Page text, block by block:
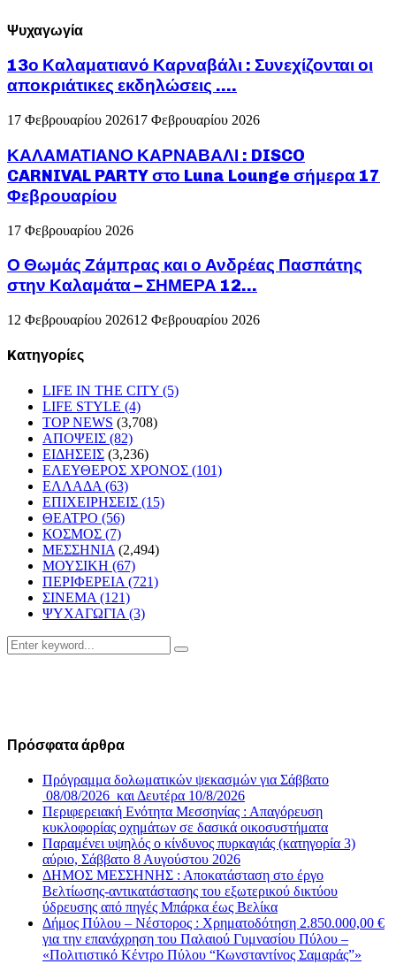
Ψυχαγωγία
13ο Καλαματιανό Καρναβάλι : Συνεχίζονται οι
αποκριάτικες εκδηλώσεις ….
17 Φεβρουαρίου 202617 Φεβρουαρίου 2026
ΚΑΛΑΜΑΤΙΑΝΟ ΚΑΡΝΑΒΑΛΙ : DISCO
CARNIVAL PARTY στο Luna Lounge σήμερα 17
Φεβρουαρίου
17 Φεβρουαρίου 2026
Ο Θωμάς Ζάμπρας και ο Ανδρέας Πασπάτης
στην Καλαμάτα – ΣΗΜΕΡΑ 12...
12 Φεβρουαρίου 202612 Φεβρουαρίου 2026
Kατηγορίες
LIFE IN THE CITY (5)
LIFE STYLE (4)
TOP NEWS (3,708)
ΑΠΟΨΕΙΣ (82)
ΕΙΔΗΣΕΙΣ (3,236)
ΕΛΕΥΘΕΡΟΣ ΧΡΟΝΟΣ (101)
ΕΛΛΑΔΑ (63)
ΕΠΙΧΕΙΡΗΣΕΙΣ (15)
ΘΕΑΤΡΟ (56)
ΚΟΣΜΟΣ (7)
ΜΕΣΣΗΝΙΑ (2,494)
ΜΟΥΣΙΚΗ (67)
ΠΕΡΙΦΕΡΕΙΑ (721)
ΣΙΝΕΜΑ (121)
ΨΥΧΑΓΩΓΙΑ (3)
Search
for:
Search
Πρόσφατα άρθρα
Πρόγραμμα δολωματικών ψεκασμών για Σάββατο
08/08/2026 και Δευτέρα 10/8/2026
Περιφερειακή Ενότητα Μεσσηνίας : Απαγόρευση
κυκλοφορίας οχημάτων σε δασικά οικοσυστήματα
Παραμένει υψηλός ο κίνδυνος πυρκαγιάς (κατηγορία 3)
αύριο, Σάββατο 8 Αυγούστου 2026
ΔΗΜΟΣ ΜΕΣΣΗΝΗΣ : Αποκατάσταση στο έργο
Βελτίωσης-αντικατάστασης του εξωτερικού δικτύου
ύδρευσης από πηγές Μπάρκα έως Βελίκα
Δήμος Πύλου – Νέστορος : Χρηματοδότηση 2.850.000,00 €
για την επανάχρηση του Παλαιού Γυμνασίου Πύλου –
«Πολιτιστικό Κέντρο Πύλου “Κωνσταντίνος Σαμαράς”»